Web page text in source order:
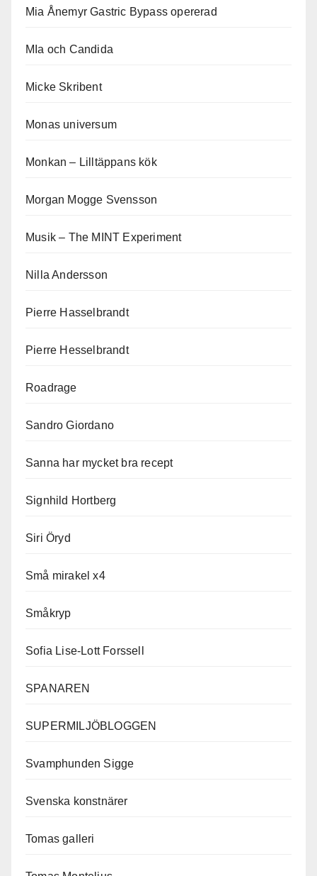
Mia Ånemyr Gastric Bypass opererad
MIa och Candida
Micke Skribent
Monas universum
Monkan – Lilltäppans kök
Morgan Mogge Svensson
Musik – The MINT Experiment
Nilla Andersson
Pierre Hasselbrandt
Pierre Hesselbrandt
Roadrage
Sandro Giordano
Sanna har mycket bra recept
Signhild Hortberg
Siri Öryd
Små mirakel x4
Småkryp
Sofia Lise-Lott Forssell
SPANAREN
SUPERMILJÖBLOGGEN
Svamphunden Sigge
Svenska konstnärer
Tomas galleri